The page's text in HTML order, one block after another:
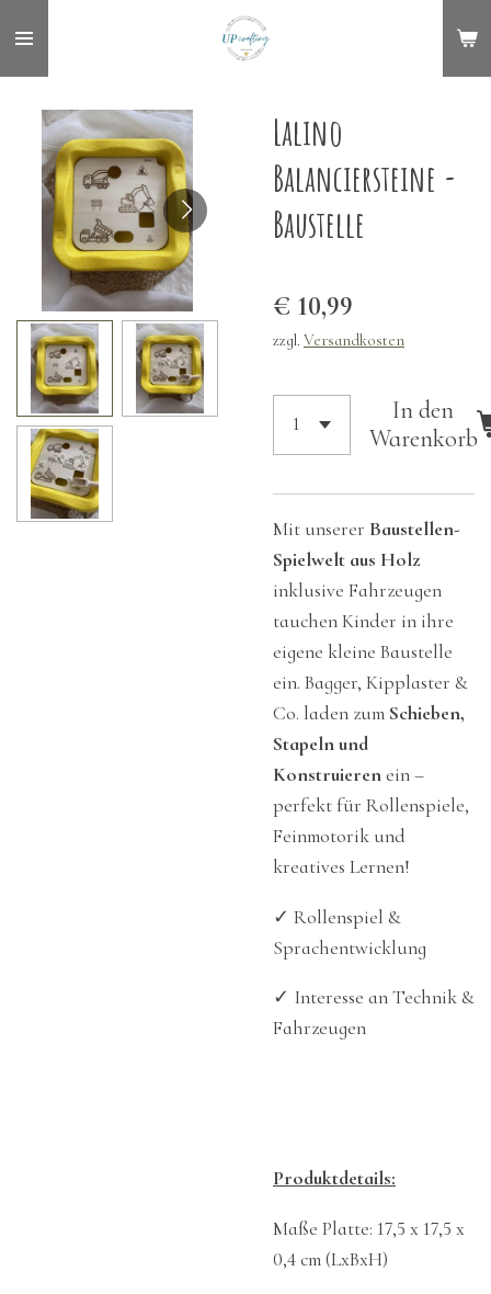
Lalino
Balanciersteine -
Baustelle
€ 10,99
zzgl. Versandkosten
In den
Warenkorb
Mit unserer Baustellen-
Spielwelt aus Holz
inklusive Fahrzeugen
tauchen Kinder in ihre
eigene kleine Baustelle
ein. Bagger, Kipplaster &
Co. laden zum Schieben,
Stapeln und
Konstruierenein –
perfekt für Rollenspiele,
Feinmotorik und
kreatives Lernen!
✓ Rollenspiel &
Sprachentwicklung
✓ Interesse an Technik &
Fahrzeugen
Produktdetails:
Maße Platte: 17,5 x 17,5 x
0,4 cm (LxBxH)